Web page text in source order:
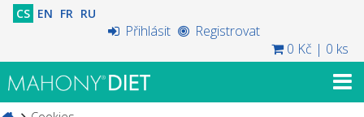
CS EN FR RU
Přihlásit
Registrovat
0 Kč | 0 ks